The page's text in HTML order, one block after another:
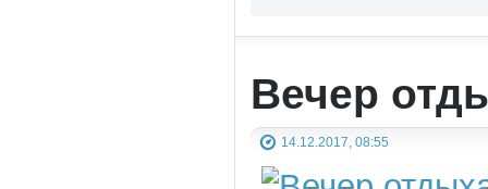
Вечер
14.12.2017, 08:55